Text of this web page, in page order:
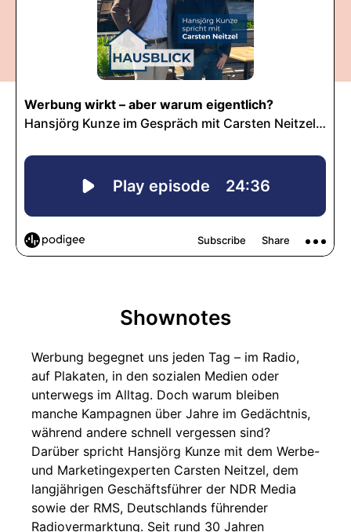
Shownotes
Werbung begegnet uns jeden Tag – im Radio,
auf Plakaten, in den sozialen Medien oder
unterwegs im Alltag. Doch warum bleiben
manche Kampagnen über Jahre im Gedächtnis,
während andere schnell vergessen sind?
Darüber spricht Hansjörg Kunze mit dem Werbe-
und Marketingexperten Carsten Neitzel, dem
langjährigen Geschäftsführer der NDR Media
sowie der RMS, Deutschlands führender
Radiovermarktung. Seit rund 30 Jahren